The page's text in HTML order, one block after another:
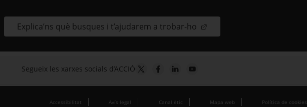
Explica’ns què busques i t’ajudarem a trobar-ho
Segueix les xarxes socials d’ACCIÓ
Accessibilitat Avís legal Canal ètic Mapa web Política de cookies